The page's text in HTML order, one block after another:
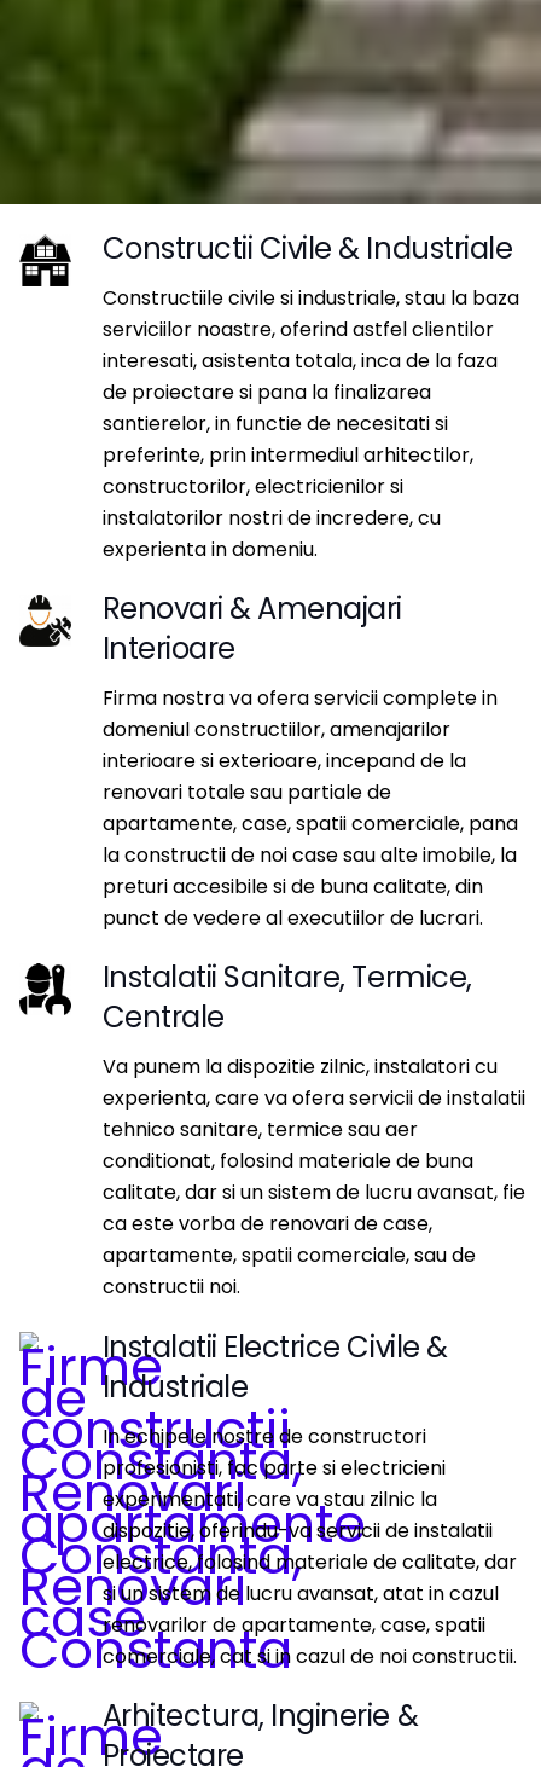
Constructii Civile & Industriale
Constructiile civile si industriale, stau la baza
serviciilor noastre, oferind astfel clientilor
interesati, asistenta totala, inca de la faza
de proiectare si pana la finalizarea
santierelor, in functie de necesitati si
preferinte, prin intermediul arhitectilor,
constructorilor, electricienilor si
instalatorilor nostri de incredere, cu
experienta in domeniu.
Renovari & Amenajari
Interioare
Firma nostra va ofera servicii complete in
domeniul constructiilor, amenajarilor
interioare si exterioare, incepand de la
renovari totale sau partiale de
apartamente, case, spatii comerciale, pana
la constructii de noi case sau alte imobile, la
preturi accesibile si de buna calitate, din
punct de vedere al executiilor de lucrari.
Instalatii Sanitare, Termice,
Centrale
Va punem la dispozitie zilnic, instalatori cu
experienta, care va ofera servicii de instalatii
tehnico sanitare, termice sau aer
conditionat, folosind materiale de buna
calitate, dar si un sistem de lucru avansat, fie
ca este vorba de renovari de case,
apartamente, spatii comerciale, sau de
constructii noi.
Instalatii Electrice Civile &
Industriale
In echipele nostre de constructori
profesionisti, fac parte si electricieni
experimentati, care va stau zilnic la
dispozitie, oferindu-va servicii de instalatii
electrice, folosind materiale de calitate, dar
si un sistem de lucru avansat, atat in cazul
renovarilor de apartamente, case, spatii
comerciale, cat si in cazul de noi constructii.
Arhitectura, Inginerie &
Proiectare